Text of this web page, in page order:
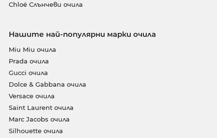
Chloé Слънчеви очила
Нашите най-популярни марки очила
Miu Miu очила
Prada очила
Gucci очила
Dolce & Gabbana очила
Versace очила
Saint Laurent очила
Marc Jacobs очила
Silhouette очила